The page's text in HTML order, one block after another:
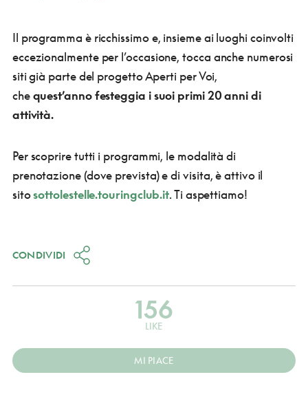
Il programma è ricchissimo e, insieme ai luoghi coinvolti
eccezionalmente per l’occasione, tocca anche numerosi
siti già parte del progetto Aperti per Voi,
chequest’anno festeggia i suoi primi 20 anni di
attività.
Per scoprire tutti i programmi, le modalità di
prenotazione (dove prevista) e di visita, è attivo il
sitosottolestelle.touringclub.it. Ti aspettiamo!
CONDIVIDI
156
LIKE
MI PIACE